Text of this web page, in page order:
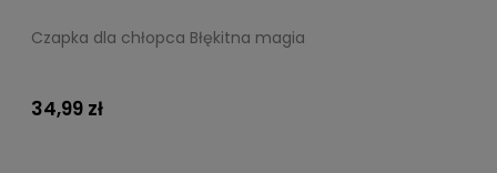
Czapka dla chłopca Błękitna magia
34,99 zł